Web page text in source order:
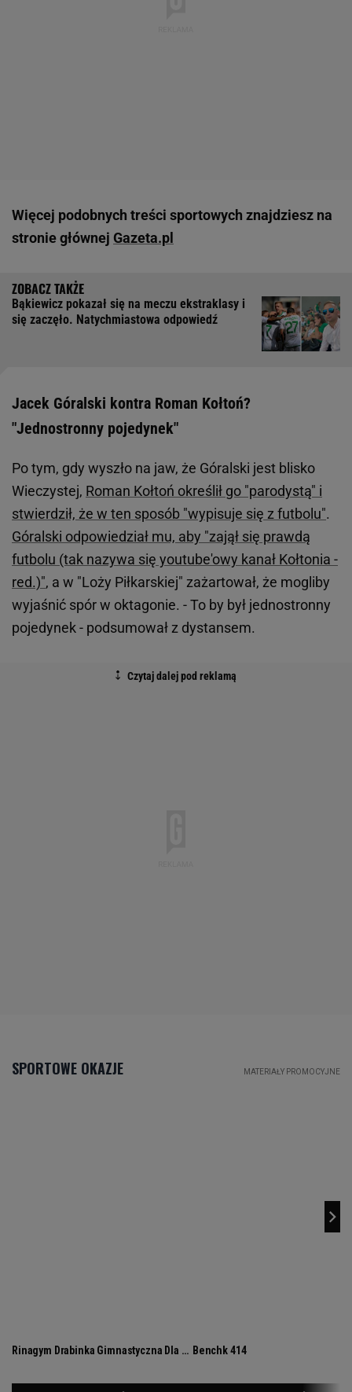
Więcej podobnych treści sportowych znajdziesz na
stronie głównej Gazeta.pl
Bąkiewicz pokazał się na meczu ekstraklasy i
się zaczęło. Natychmiastowa odpowiedź
Jacek Góralski kontra Roman Kołtoń?
"Jednostronny pojedynek"
Po tym, gdy wyszło na jaw, że Góralski jest blisko
Wieczystej, Roman Kołtoń określił go "parodystą" i
stwierdził, że w ten sposób "wypisuje się z futbolu".
Góralski odpowiedział mu, aby "zajął się prawdą
futbolu (tak nazywa się youtube'owy kanał Kołtonia -
red.)", a w "Loży Piłkarskiej" zażartował, że mogliby
wyjaśnić spór w oktagonie. - To by był jednostronny
pojedynek - podsumował z dystansem.